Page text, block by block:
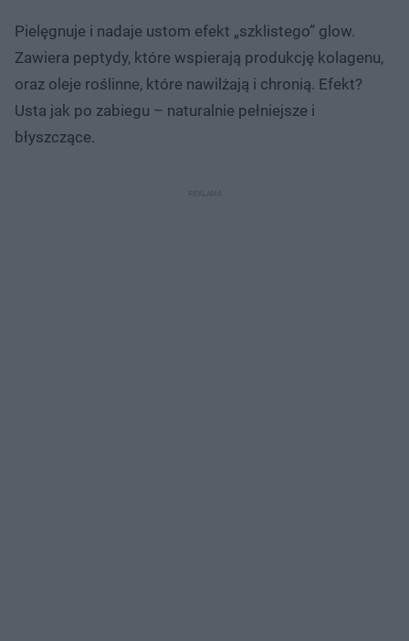
Pielęgnuje i nadaje ustom efekt „szklistego” glow.
Zawiera peptydy, które wspierają produkcję kolagenu,
oraz oleje roślinne, które nawilżają i chronią. Efekt?
Usta jak po zabiegu – naturalnie pełniejsze i
błyszczące.